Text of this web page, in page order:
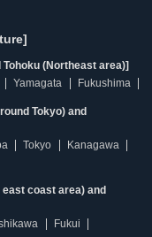
(Northeast area)]
Yamagata Fukushima
Tokyo) and
Tokyo
Kanagawa
coast area) and
Fukui